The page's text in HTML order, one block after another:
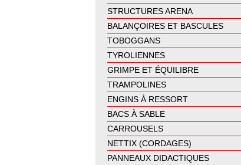
STRUCTURES ARENA
BALANÇOIRES ET BASCULES
TOBOGGANS
TYROLIENNES
GRIMPE ET ÉQUILIBRE
TRAMPOLINES
ENGINS À RESSORT
BACS À SABLE
CARROUSELS
NETTIX (CORDAGES)
PANNEAUX DIDACTIQUES